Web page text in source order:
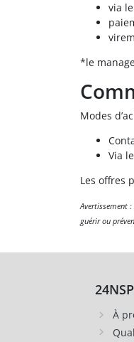
via
*le
Modes
Via
Les offres
Avertissement
guérir ou
24NSP
À